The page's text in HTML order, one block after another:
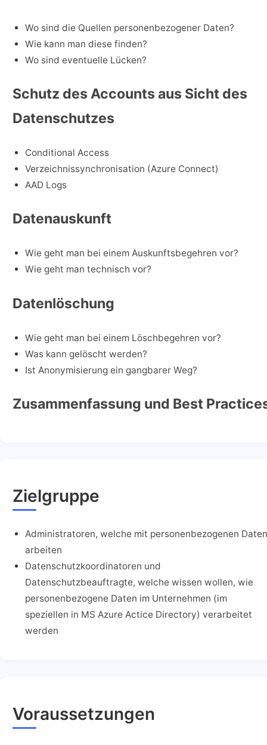
Wo sind die Quellen personenbezogener Daten?
Wie kann man diese finden?
Wo sind eventuelle Lücken?
Schutz des Accounts aus Sicht des
Datenschutzes
Conditional Access
Verzeichnissynchronisation (Azure Connect)
AAD Logs
Datenauskunft
Wie geht man bei einem Auskunftsbegehren vor?
Wie geht man technisch vor?
Datenlöschung
Wie geht man bei einem Löschbegehren vor?
Was kann gelöscht werden?
Ist Anonymisierung ein gangbarer Weg?
Zusammenfassung und Best
Zielgruppe
Administratoren, welche mit personenbezogenen Daten
arbeiten
Datenschutzkoordinatoren und
Datenschutzbeauftragte, welche wissen wollen, wie
personenbezogene Daten im Unternehmen (im
speziellen in MS Azure Actice Directory) verarbeitet
werden
Voraussetzungen